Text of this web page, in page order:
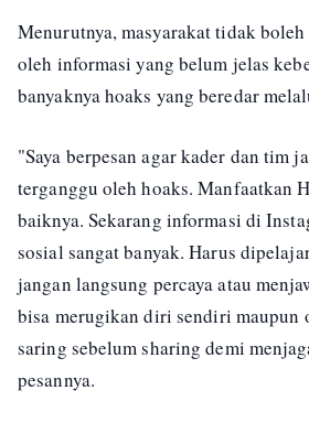
Menurutnya, masyarakat tidak
oleh informasi yang belum jelas
banyaknya hoaks yang beredar
"Saya berpesan agar kader dan tim
terganggu oleh hoaks. Manfaatkan
baiknya. Sekarang informasi di
sosial sangat banyak. Harus
jangan langsung percaya atau
bisa merugikan diri sendiri maupun
saring sebelum sharing demi
pesannya.